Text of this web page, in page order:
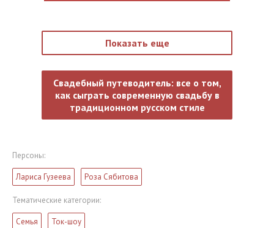
Показать еще
Свадебный путеводитель: все о том,
как сыграть современную свадьбу в
традиционном русском стиле
Персоны:
Лариса Гузеева Роза Сябитова
Тематические категории:
Семья Ток-шоу